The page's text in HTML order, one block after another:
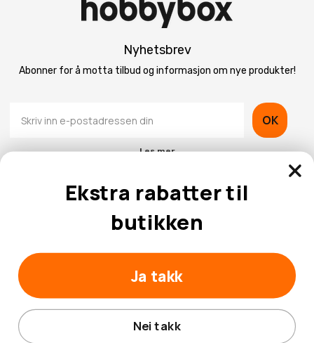
Nyhetsbrev
Abonner for å motta tilbud og informasjon om nye produkter!
OK
Les mer
Kundeservice
Ekstra rabatter til
butikken
Ja takk
Nei takk